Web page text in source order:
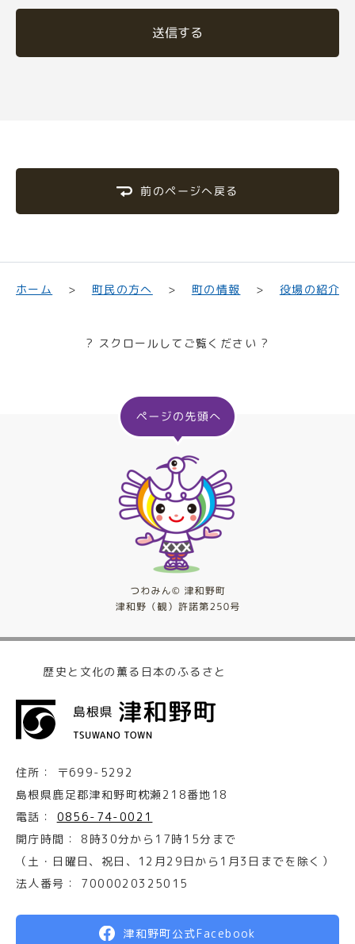
送信する
前のページへ戻る
ホーム 町民の方へ 町の情報 役場の紹介
? スクロールしてご覧ください ?
歴史と文化の薫る日本のふるさと
住所：
〒699-5292
島根県鹿足郡津和野町枕瀬218番地18
電話：
0856-74-0021
開庁時間：
8時30分から17時15分まで
（土・日曜日、祝日、12月29日から1月3日までを除く）
法人番号：
7000020325015
津和野町公式Facebook